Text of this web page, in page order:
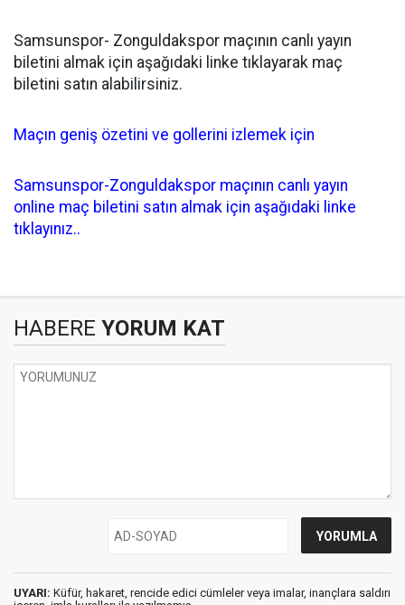
Samsunspor- Zonguldakspor maçının canlı yayın
biletini almak için aşağıdaki linke tıklayarak maç
biletini satın alabilirsiniz.
Maçın geniş özetini ve gollerini izlemek için
Samsunspor-Zonguldakspor maçının canlı yayın
online maç biletini satın almak için aşağıdaki linke
tıklayınız..
HABERE YORUM KAT
UYARI: Küfür, hakaret, rencide edici cümleler veya imalar, inançlara saldırı